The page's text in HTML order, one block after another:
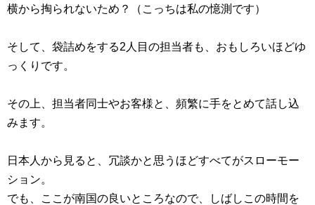
横から掏られないため？（こっちは私の憶測です）
そして、袋詰めをする2人目の担当者も、おもしろいほどゆ
っくりです。
その上、担当者同士やお客様と、頻繁に手をとめて話し込
みます。
日本人から見ると、冗談かと思うほどすべてがスローモー
ション。
でも、ここが南国の良いところなので、しばしこの時間を